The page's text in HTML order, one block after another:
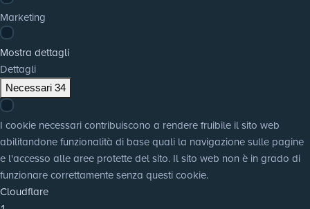
Marketing
Mostra dettagli
Dettagli
Necessari 34
I cookie necessari contribuiscono a rendere fruibile il sito web
abilitandone funzionalità di base quali la navigazione sulle pagine
e l'accesso alle aree protette del sito. Il sito web non è in grado di
funzionare correttamente senza questi cookie.
Cloudflare